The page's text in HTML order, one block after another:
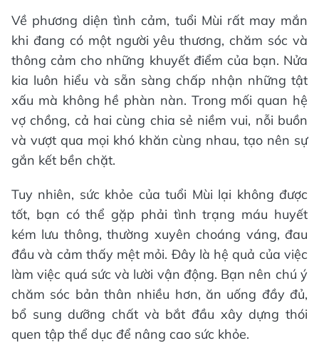
Về phương diện tình cảm, tuổi Mùi rất may mắn
khi đang có một người yêu thương, chăm sóc và
thông cảm cho những khuyết điểm của bạn. Nửa
kia luôn hiểu và sẵn sàng chấp nhận những tật
xấu mà không hề phàn nàn. Trong mối quan hệ
vợ chồng, cả hai cùng chia sẻ niềm vui, nỗi buồn
và vượt qua mọi khó khăn cùng nhau, tạo nên sự
gắn kết bền chặt.
Tuy nhiên, sức khỏe của tuổi Mùi lại không được
tốt, bạn có thể gặp phải tình trạng máu huyết
kém lưu thông, thường xuyên choáng váng, đau
đầu và cảm thấy mệt mỏi. Đây là hệ quả của việc
làm việc quá sức và lười vận động. Bạn nên chú ý
chăm sóc bản thân nhiều hơn, ăn uống đầy đủ,
bổ sung dưỡng chất và bắt đầu xây dựng thói
quen tập thể dục để nâng cao sức khỏe.